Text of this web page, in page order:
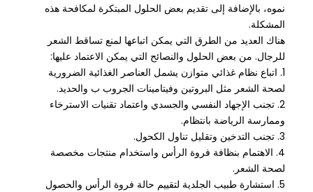
نموه، بالإضافة إلى تقديم بعض الحلول المبتكرة لمكافحة هذه
المشكلة.
هناك العديد من الطرق التي يمكن اتباعها لمنع تساقط الشعر
للرجال. من بعض الحلول والنصائح التي يمكن الاعتماد عليها:
1. اتباع نظام غذائي متوازن يشمل العناصر الغذائية الضرورية
لصحة الشعر مثل البروتين وفيتامينات الجروب ب والحديد.
2. تجنب الإجهاد النفسي والجسدي واعتماد تقنيات الاسترخاء
وممارسة الرياضة بانتظام.
3. تجنب التدخين وتقليل تناول الكحول.
4. الاهتمام بنظافة فروة الرأس واستخدام منتجات مخصصة
لصحة الشعر.
5. استشارة طبيب الجلدية لتقييم حالة فروة الرأس والحصول